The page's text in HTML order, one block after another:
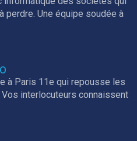
perdre. Une équipe soudée à
à Paris 11e qui repousse les
Vos interlocuteurs connaissent